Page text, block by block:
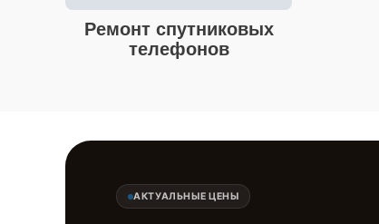
Ремонт спутниковых
телефонов
АКТУАЛЬНЫЕ ЦЕНЫ